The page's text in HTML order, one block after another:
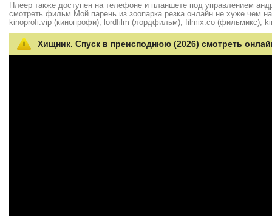
Плеер также доступен на телефоне и планшете под управлением
смотреть фильм Мой парень из зоопарка резка онлайн не хуже чем
kinoprofi.vip (кинопрофи), lordfilm (лордфильм), filmix.co (фильмикс),
Хищник. Спуск в преисподнюю (2026) смотреть